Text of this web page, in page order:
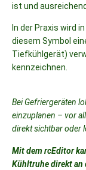
ist und
In der Praxis wird
diesem Symbol
Tiefkühlgerät)
kennzeichnen.
Bei Gefriergeräten
einzuplanen – vor
direkt sichtbar oder
Mit dem rcEditor
Kühltruhe direkt an